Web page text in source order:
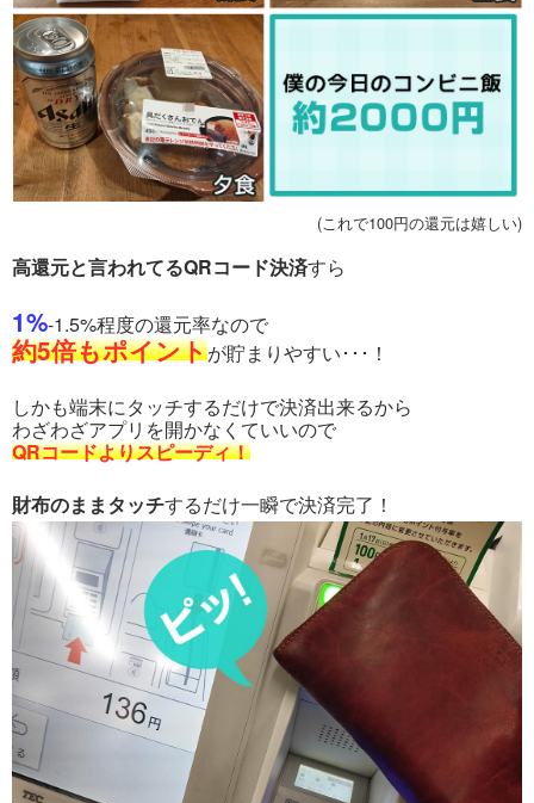
(これで100円の還元は嬉しい)
高還元と言われてるQRコード決済すら
1%-1.5%程度の還元率なので
約5倍もポイントが貯まりやすい･･･！
しかも端末にタッチするだけで決済出来るから
わざわざアプリを開かなくていいので
QRコードよりスピーディ！
財布のままタッチするだけ一瞬で決済完了！